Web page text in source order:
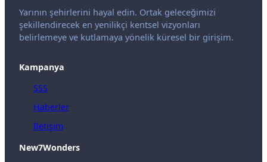
Yarının şehirlerini hayal edin. Ortak geleceğimizi
şekillendirecek en yenilikçi kentsel vizyonları
belirlemeye ve kutlamaya yönelik küresel bir girişim.
Kampanya
SSS
Haberler
İletişim
New7Wonders